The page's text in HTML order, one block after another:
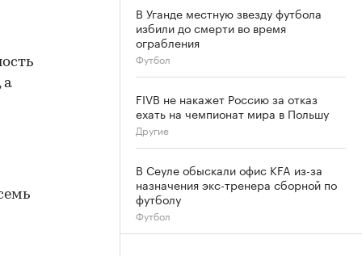
а
В Уганде местную звезду футбола
избили до смерти во время
ограбления
Футбол
FIVB не накажет Россию за отказ
ехать на чемпионат мира в Польшу
Другие
В Сеуле обыскали офис KFA из-за
назначения экс-тренера сборной по
футболу
Футбол